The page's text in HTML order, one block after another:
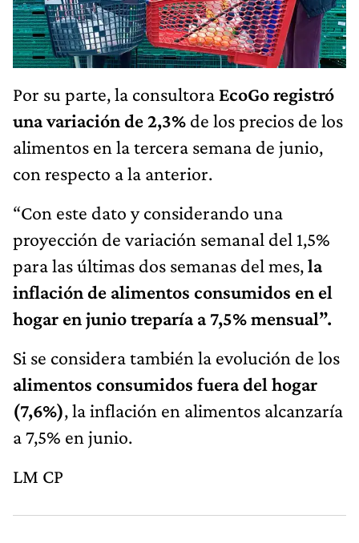
Por su parte, la consultora EcoGo registró
una variación de 2,3% de los precios de los
alimentos en la tercera semana de junio,
con respecto a la anterior.
“Con este dato y considerando una
proyección de variación semanal del 1,5%
para las últimas dos semanas del mes,la
inflación de alimentos consumidos en el
hogar en junio treparía a 7,5% mensual”.
Si se considera también la evolución de los
alimentos consumidos fuera del hogar
(7,6%), la inflación en alimentos alcanzaría
a 7,5% en junio.
LM CP